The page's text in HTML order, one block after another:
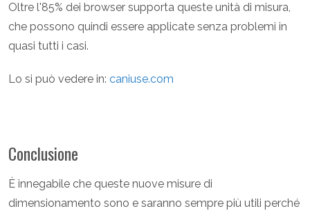
Oltre l'85% dei browser supporta queste unità di misura,
che possono quindi essere applicate senza problemi in
quasi tutti i casi.
Lo si può vedere in: caniuse.com
Conclusione
È innegabile che queste nuove misure di
dimensionamento sono e saranno sempre più utili perché